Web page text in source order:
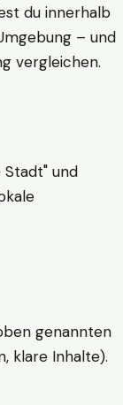
du innerhalb
– und
vergleichen.
Stadt" und
genannten
klare Inhalte).